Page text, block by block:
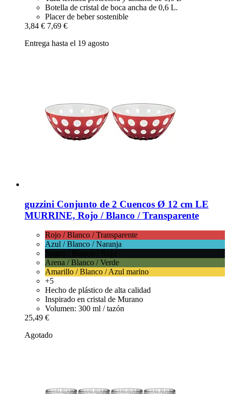
Botella de cristal de boca ancha de 0,6 L.
Placer de beber sostenible
3,84 € 7,69 €
Entrega hasta el 19 agosto
guzzini Conjunto de 2 Cuencos Ø 12 cm LE
MURRINE, Rojo / Blanco / Transparente
Rojo / Blanco / Transparente
Azul / Blanco / Naranja
Arena / Blanco / Verde
Amarillo / Blanco / Azul marino
+5
Hecho de plástico de alta calidad
Inspirado en cristal de Murano
Volumen: 300 ml / tazón
25,49 €
Agotado